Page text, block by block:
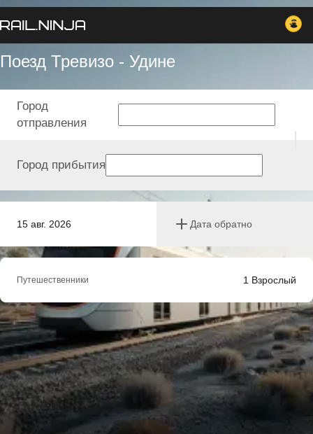
Поезд Тревизо - Удине
15 авг. 2026 Дата обратно
Город
отправления
Город прибытия
Путешественники 1 Взрослый